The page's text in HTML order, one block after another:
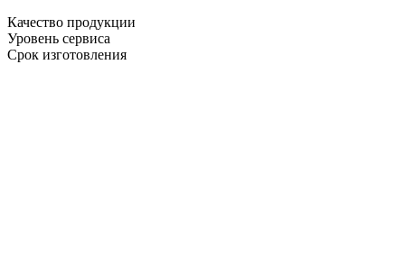
Качество продукции
Уровень сервиса
Срок изготовления